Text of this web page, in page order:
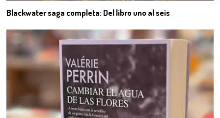
Blackwater saga completa: Del libro uno al seis